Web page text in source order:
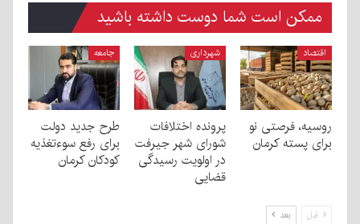
ممکن است شما دوست داشته باشید
اقتصاد
روسیه، فرصتی نو
برای پسته کرمان
شهرداری
پرونده اختلافات
شورای شهر جیرفت
در اولویت رسیدگی
قضایی
جامعه
طرح جدید دولت
برای رفع سوءتغذیه
کودکان کرمان
قبل بعد